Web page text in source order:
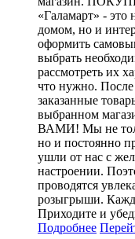
«Галамарт» - это
домом, но и
оформить
выбрать
рассмотреть их
что нужно.
заказанные
выбранном
ВАМИ! Мы не
но и постоянно
ушли от нас с
настроении.
проводятся
розыгрыши.
Приходите и
Подробнее